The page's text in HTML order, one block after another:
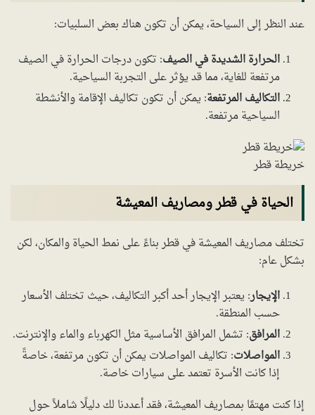
عند النظر إلى السياحة، يمكن أن تكون هناك بعض السلبيات:
الحرارة الشديدة في الصيف: تكون درجات الحرارة في الصيف
مرتفعة للغاية، مما قد يؤثر على التجربة السياحية.
التكاليف المرتفعة: يمكن أن تكون تكاليف الإقامة والأنشطة
السياحية مرتفعة.
خريطة قطر
الحياة في قطر ومصاريف المعيشة
تختلف مصاريف المعيشة في قطر بناءً على نمط الحياة والمكان، لكن
بشكل عام:
الإيجار: يعتبر الإيجار أحد أكبر التكاليف، حيث تختلف الأسعار
حسب المنطقة.
المرافق: تشمل المرافق الأساسية مثل الكهرباء والماء والإنترنت.
المواصلات: تكاليف المواصلات يمكن أن تكون مرتفعة، خاصةً
إذا كانت الأسرة تعتمد على سيارات خاصة.
إذا كنت مهتمًا بمصاريف المعيشة، فقد أعددنا لك دليلًا شاملاً حول